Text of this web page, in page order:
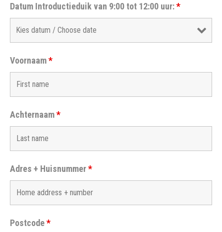
Datum Introductieduik van 9:00 tot 12:00 uur:*
Voornaam*
Achternaam*
Adres + Huisnummer*
Postcode*